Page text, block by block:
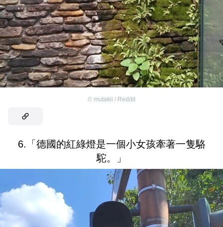
© mutakii / Reddit
6.「德國的紅綠燈是一個小女孩牽著一隻駱
駝。」